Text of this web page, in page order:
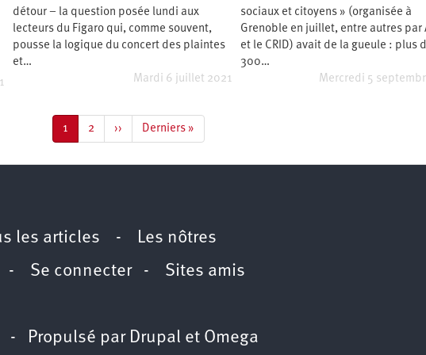
détour – la question posée lundi aux
lecteurs du Figaro qui, comme souvent,
pousse la logique du concert des plaintes
et…
Mardi 6 juillet 2021
sociaux et citoyens » (organisée à
Grenoble en juillet, entre autres par
et le CRID) avait de la gueule : plus
300…
Mercredi 5
Page
courante
1 Page
2
Page
suivante
››
Dernière
page
Derniers »
les articles - Les nôtres
- Se connecter- Sites amis
- Propulsé par Drupal et Omega